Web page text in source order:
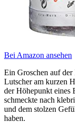
Bei Amazon ansehen
Ein Groschen auf
Lutscher am kurzen
der Höhepunkt
schmeckte nach
und dem stolzen
haben.